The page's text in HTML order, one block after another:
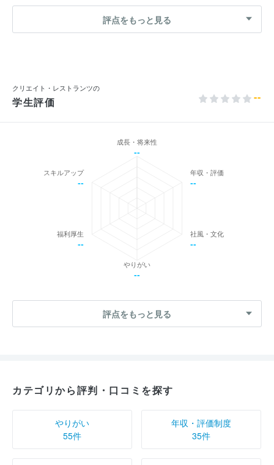
評点をもっと見る
クリエイト・レストランツの
学生評価 --
成長・将来性
--
年収・評価
--
社風・文化
--
やりがい
--
福利厚生
--
スキルアップ
--
評点をもっと見る
カテゴリから評判・口コミを探す
やりがい
55件
年収・評価制度
35件